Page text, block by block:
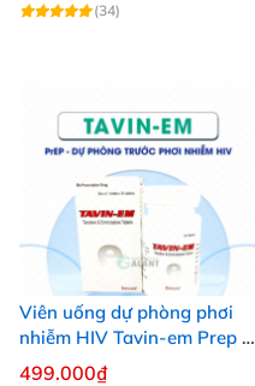
(34)
Viên uống dự phòng phơi
nhiễm HIV Tavin-em Prep lọ
30 viên an toàn
499.000₫